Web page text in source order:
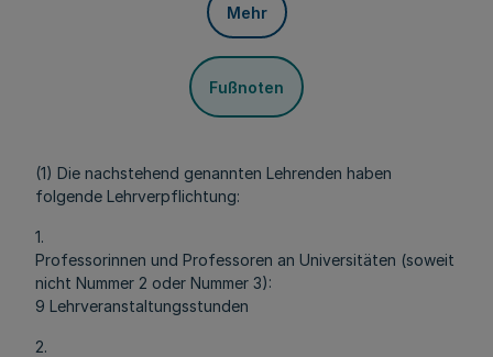
Mehr
Fußnoten
(1) Die nachstehend genannten Lehrenden haben
folgende Lehrverpflichtung:
1.
Professorinnen und Professoren an Universitäten (soweit
nicht Nummer 2 oder Nummer 3):
9 Lehrveranstaltungsstunden
2.